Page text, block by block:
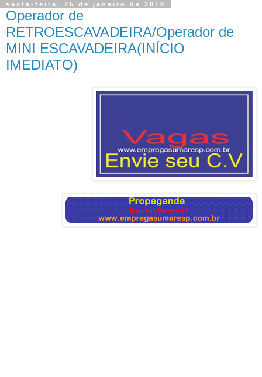
sexta-feira, 25 de janeiro de 2019
Operador de
RETROESCAVADEIRA/Operador de
MINI ESCAVADEIRA(INÍCIO
IMEDIATO)